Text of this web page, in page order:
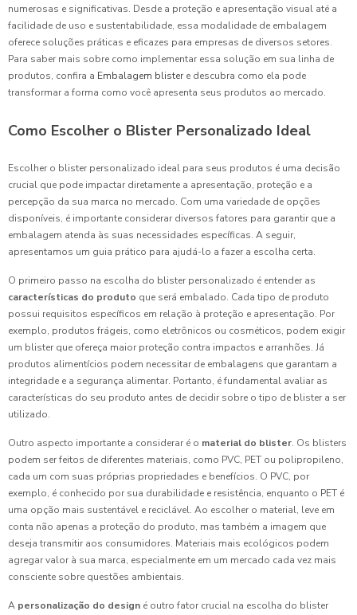
numerosas e significativas. Desde a proteção e apresentação visual até a
facilidade de uso e sustentabilidade, essa modalidade de embalagem
oferece soluções práticas e eficazes para empresas de diversos setores.
Para saber mais sobre como implementar essa solução em sua linha de
produtos, confira a Embalagem blister e descubra como ela pode
transformar a forma como você apresenta seus produtos ao mercado.
Como Escolher o Blister Personalizado Ideal
Escolher o blister personalizado ideal para seus produtos é uma decisão
crucial que pode impactar diretamente a apresentação, proteção e a
percepção da sua marca no mercado. Com uma variedade de opções
disponíveis, é importante considerar diversos fatores para garantir que a
embalagem atenda às suas necessidades específicas. A seguir,
apresentamos um guia prático para ajudá-lo a fazer a escolha certa.
O primeiro passo na escolha do blister personalizado é entender as
características do produto que será embalado. Cada tipo de produto
possui requisitos específicos em relação à proteção e apresentação. Por
exemplo, produtos frágeis, como eletrônicos ou cosméticos, podem exigir
um blister que ofereça maior proteção contra impactos e arranhões. Já
produtos alimentícios podem necessitar de embalagens que garantam a
integridade e a segurança alimentar. Portanto, é fundamental avaliar as
características do seu produto antes de decidir sobre o tipo de blister a ser
utilizado.
Outro aspecto importante a considerar é o material do blister. Os blisters
podem ser feitos de diferentes materiais, como PVC, PET ou polipropileno,
cada um com suas próprias propriedades e benefícios. O PVC, por
exemplo, é conhecido por sua durabilidade e resistência, enquanto o PET é
uma opção mais sustentável e reciclável. Ao escolher o material, leve em
conta não apenas a proteção do produto, mas também a imagem que
deseja transmitir aos consumidores. Materiais mais ecológicos podem
agregar valor à sua marca, especialmente em um mercado cada vez mais
consciente sobre questões ambientais.
A personalização do design é outro fator crucial na escolha do blister